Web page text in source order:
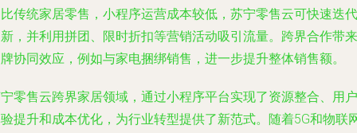
传统家居零售，小程序运营成本较低，苏宁零售云可快速迭代
，并利用拼团、限时折扣等营销活动吸引流量。跨界合作带来
协同效应，例如与家电捆绑销售，进一步提升整体销售额。
零售云跨界家居领域，通过小程序平台实现了资源整合、用户
提升和成本优化，为行业转型提供了新范式。随着5G和物联